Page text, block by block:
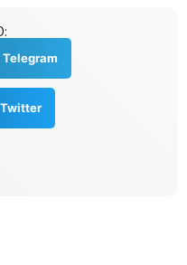
Telegram
Twitter